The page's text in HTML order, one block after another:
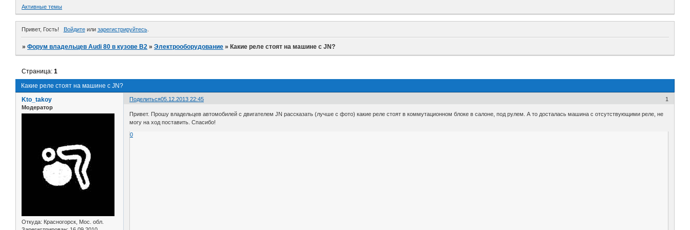
Активные темы
Привет, Гость! Войдитеили зарегистрируйтесь.
»Форум владельцев Audi 80 в кузове В2 »Электрооборудование »Какие реле стоят на машине с JN?
Какие реле стоят на машине с JN?
Страница:1
Поделиться 1
05.12.2013 22:45
Kto_takoy
Модератор
Откуда: Красногорск, Мос. обл.
Привет. Прошу владельцев автомобилей с двигателем JN рассказать (лучше с фото) какие реле стоят в коммутационном блоке в салоне, под рулем. А то досталась машина с отсутствующими реле, не
могу на ход поставить. Спасибо!
0